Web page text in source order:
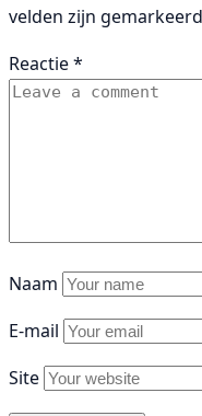
velden zijn
Reactie*
Naam
E-mail
Site